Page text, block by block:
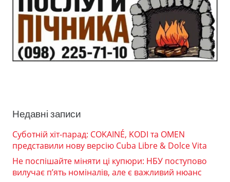
Недавні записи
Суботній хіт-парад: COKAINÉ, KODI та OMEN
представили нову версію Cuba Libre & Dolce Vita
Не поспішайте міняти ці купюри: НБУ поступово
вилучає п’ять номіналів, але є важливий нюанс